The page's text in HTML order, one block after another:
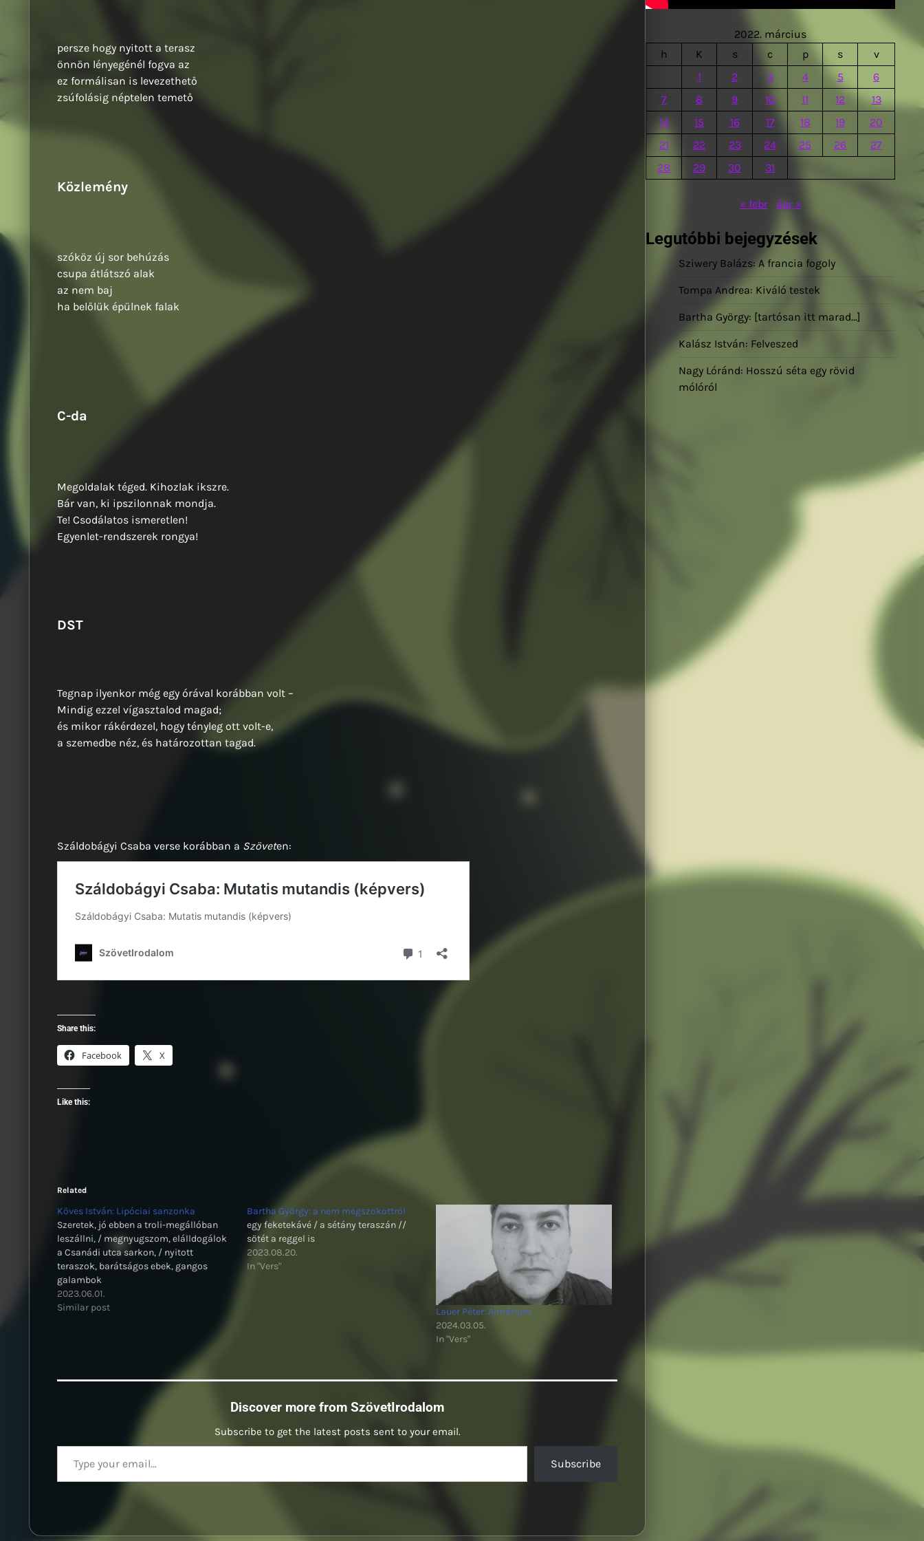
persze hogy nyitott a terasz
önnön lényegénél fogva az
ez formálisan is levezethető
zsúfolásig néptelen temető
Közlemény
szóköz új sor behúzás
csupa átlátszó alak
az nem baj
ha belőlük épülnek falak
C-da
Megoldalak téged. Kihozlak ikszre.
Bár van, ki ipszilonnak mondja.
Te! Csodálatos ismeretlen!
Egyenlet-rendszerek rongya!
DST
Tegnap ilyenkor még egy órával korábban volt –
Mindig ezzel vígasztalod magad;
és mikor rákérdezel, hogy tényleg ott volt-e,
a szemedbe néz, és határozottan tagad.
Száldobágyi Csaba verse korábban a Szöveten:
Share this:
Facebook X
Like this:
Related
Köves István: Lipóciai sanzonka
Szeretek, jó ebben a troli-megállóban
leszállni, / megnyugszom, elálldogálok
a Csanádi utca sarkon, / nyitott
teraszok, barátságos ebek, gangos
galambok
2023.06.01.
Similar post
Bartha György: a nem megszokottról
egy feketekávé / a sétány teraszán //
sötét a reggel is
2023.08.20.
In "Vers"
Lauer Péter: Almárium
2024.03.05.
In "Vers"
Discover more from SzövetIrodalom
Subscribe to get the latest posts sent to your email.
Type your email…
Subscribe
2022. március
h
K s c p s
v
1
2 3 4 5
6
7
8 9 10 11 12
13
14
15 16 17 18 19
20
21
22 23 24 25 26
27
28
29 30 31
« febr ápr »
Legutóbbi bejegyzések
Sziwery Balázs: A francia fogoly
Tompa Andrea: Kiváló testek
Bartha György: [tartósan itt marad…]
Kalász István: Felveszed
Nagy Lóránd: Hosszú séta egy rövid
mólóról